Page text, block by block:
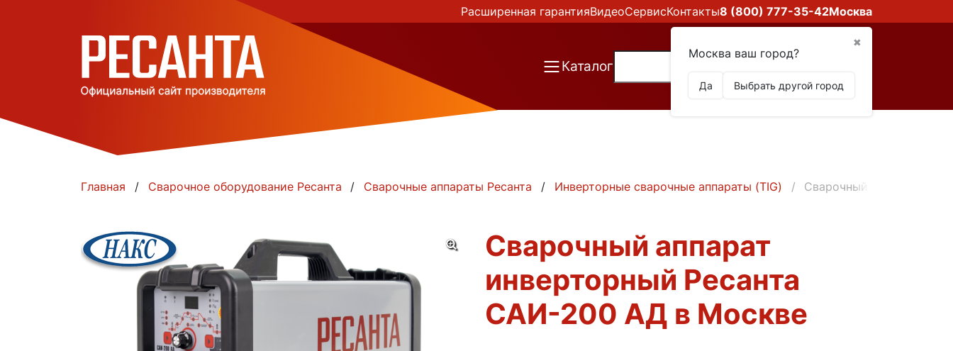
Расширенная гарантияВидеоСервисКонтакты8 (800) 777-35-42Москва
✖
Москва ваш город?
Да Выбрать другой город
Каталог
Главная Сварочное оборудование Ресанта Сварочные аппараты Ресанта Инверторные сварочные аппараты (TIG) Сварочный аппарат
Сварочный аппарат
инверторный Ресанта
САИ-200 АД в Москве